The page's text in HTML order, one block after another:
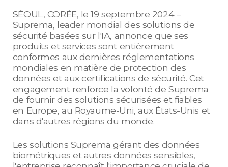
SÉOUL, CORÉE, le 19 septembre 2024 –
Suprema, leader mondial des solutions de
sécurité basées sur l'IA, annonce que ses
produits et services sont entièrement
conformes aux dernières réglementations
mondiales en matière de protection des
données et aux certifications de sécurité. Cet
engagement renforce la volonté de Suprema
de fournir des solutions sécurisées et fiables
en Europe, au Royaume-Uni, aux États-Unis et
dans d'autres régions du monde.
Les solutions Suprema gérant des données
biométriques et autres données sensibles,